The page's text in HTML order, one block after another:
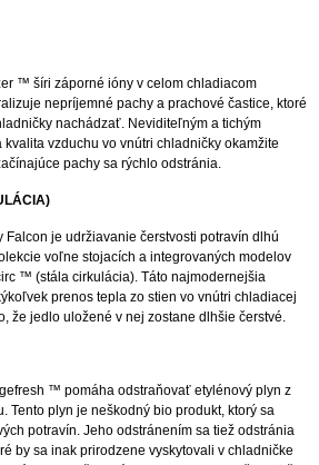
™ šíri záporné ióny v celom chladiacom
nepríjemné pachy a prachové častice, ktoré
nachádzať. Neviditeľným a tichým
vzduchu vo vnútri chladničky okamžite
pachy sa rýchlo odstránia.
je udržiavanie čerstvosti potravín dlhú
voľne stojacích a integrovaných modelov
™ (stála cirkulácia). Táto najmodernejšia
prenos tepla zo stien vo vnútri chladiacej
že jedlo uložené v nej zostane dlhšie čerstvé.
™ pomáha odstraňovať etylénový plyn z
Tento plyn je neškodný bio produkt, ktorý sa
potravín. Jeho odstránením sa tiež odstránia
by sa inak prirodzene vyskytovali v chladničke